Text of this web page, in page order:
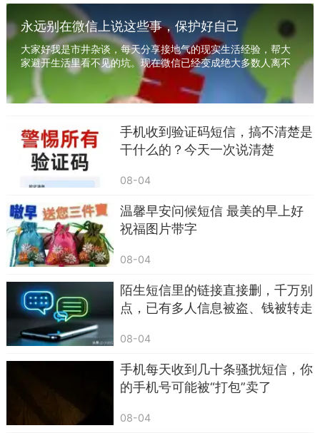
- 内容夸张：出现“贷款诈骗”“恶意逾期”“全网通
报”“立即冻结”等强硬威胁词汇；
- 夹带私货：附带私人手机号、陌生链接，要
求“联系法务还款”“点击链接解冻”；
- 细节漏洞：可能有错别字、表述混乱，没有
完整案号和法院全称。
（三）“账户冻结”的真相：分2种情况，催收多
催收口中的“冻结账户”，大多是口头施压，真
实的冻结只有两种合法情况：
网贷平台向法院申请，担心借款人转移财产，
法院审核后可冻结账户。冻结期限通常30天，若30
天内平台未正式起诉，冻结会自动解除；且冻结仅
限制资金使用，不会直接划扣。
2. 强制执行冻结（判决后）
法院判决借款人还款，借款人拒不履行，平台
永远别在微信上说这些事，保护好自己
大家好我是市井杂谈，每天分享接地气的现实生活经验，帮大
家避开生活里看不见的坑。现在微信已经变成绝大多数人离不
开的沟通工具，工作对接、家庭聊天、朋友闲聊...
手机收到验证码短信，搞不清楚是
干什么的？今天一次说清楚
08-04
温馨早安问候短信 最美的早上好
祝福图片带字
08-04
陌生短信里的链接直接删，千万别
点，已有多人信息被盗、钱被转走
08-04
手机每天收到几十条骚扰短信，你
的手机号可能被“打包”卖了
08-04